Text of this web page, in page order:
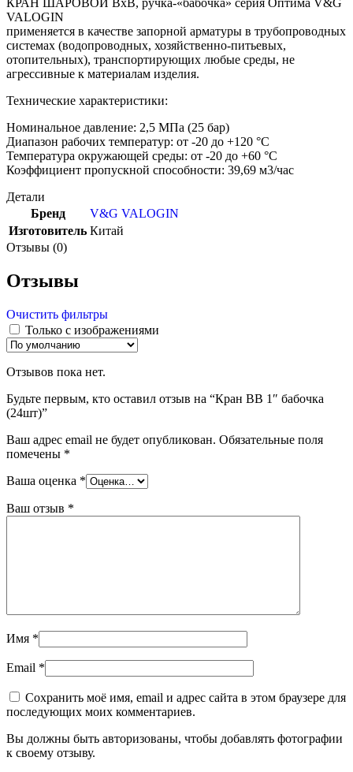
КРАН ШАРОВОЙ ВxВ, ручка-«бабочка» серия Оптима V&G
VALOGIN
применяется в качестве запорной арматуры в трубопроводных
системах (водопроводных, хозяйственно-питьевых,
отопительных), транспортирующих любые среды, не
агрессивные к материалам изделия.
Технические характеристики:
Номинальное давление: 2,5 МПа (25 бар)
Диапазон рабочих температур: от -20 до +120 °С
Температура окружающей среды: от -20 до +60 °С
Коэффициент пропускной способности: 39,69 м3/час
Детали
Бренд
V&G VALOGIN
Изготовитель Китай
Отзывы (0)
Отзывы
Очистить фильтры
Только с изображениями
Отзывов пока нет.
Будьте первым, кто оставил отзыв на “Кран ВB 1″ бабочка
(24шт)”
Ваш адрес email не будет опубликован. Обязательные поля
помечены *
Ваша оценка *
Ваш отзыв *
Имя *
Email *
Сохранить моё имя, email и адрес сайта в этом браузере для
последующих моих комментариев.
Вы должны быть авторизованы, чтобы добавлять фотографии
к своему отзыву.